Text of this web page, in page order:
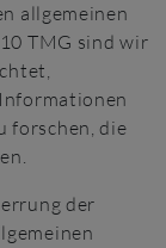
allgemeinen
TMG sind wir
forschen, die
der